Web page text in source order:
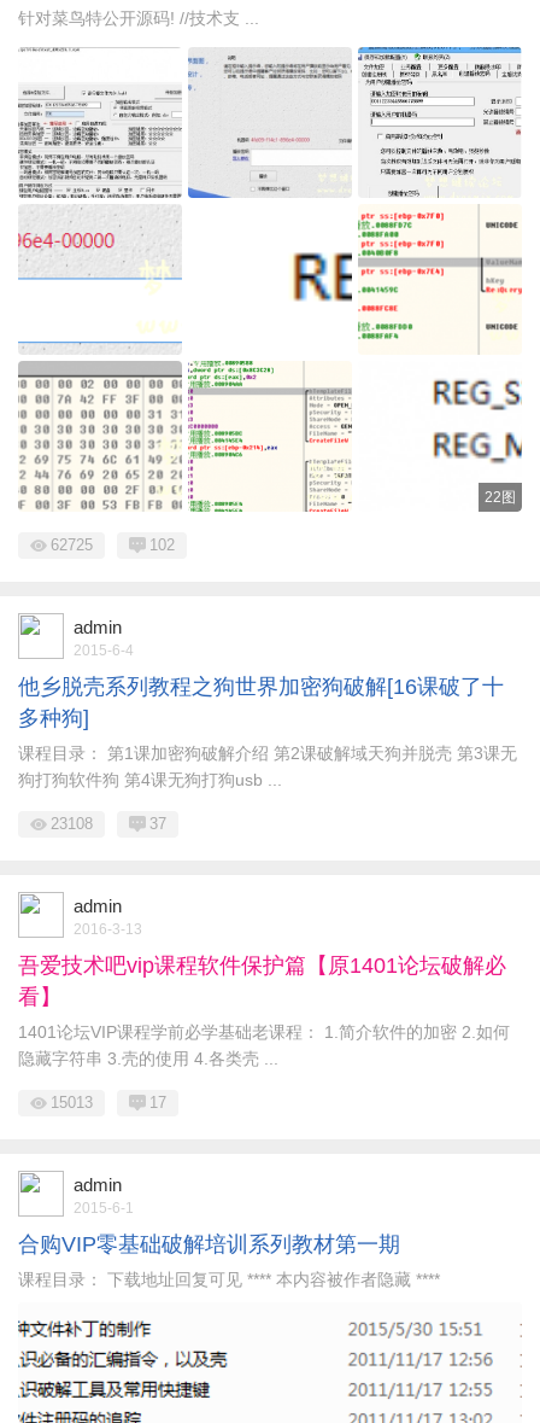
针对菜鸟特公开源码! //技术支 ...
22图
62725 102
admin
2015-6-4
他乡脱壳系列教程之狗世界加密狗破解[16课破了十
多种狗]
课程目录： 第1课加密狗破解介绍 第2课破解域天狗并脱壳 第3课无
狗打狗软件狗 第4课无狗打狗usb ...
23108 37
admin
2016-3-13
吾爱技术吧vip课程软件保护篇【原1401论坛破解必
看】
1401论坛VIP课程学前必学基础老课程： 1.简介软件的加密 2.如何
隐藏字符串 3.壳的使用 4.各类壳 ...
15013 17
admin
2015-6-1
合购VIP零基础破解培训系列教材第一期
课程目录： 下载地址回复可见 **** 本内容被作者隐藏 ****